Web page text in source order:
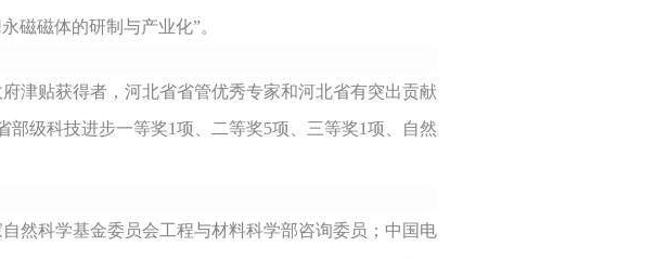
磁磁体的研制与产业化”。
津贴获得者，河北省省管优秀专家和河北省有突出贡献
级科技进步一等奖1项、二等奖5项、三等奖1项、自然
自然科学基金委员会工程与材料科学部咨询委员 ； 中国电